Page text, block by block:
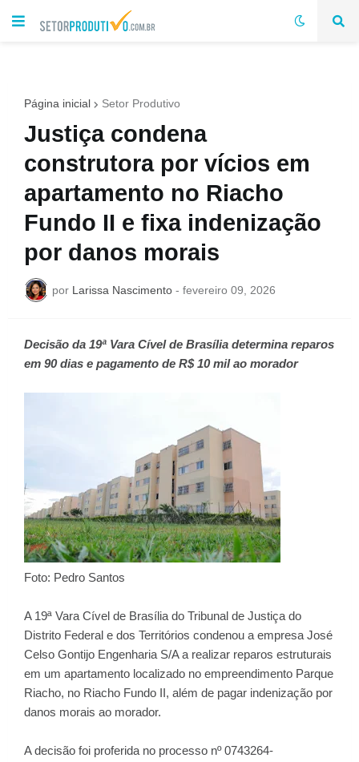
Página inicial Setor Produtivo
Justiça condena
construtora por vícios em
apartamento no Riacho
Fundo II e fixa indenização
por danos morais
por Larissa Nascimento - fevereiro 09, 2026
Decisão da 19ª Vara Cível de Brasília determina reparos
em 90 dias e pagamento de R$ 10 mil ao morador
Foto: Pedro Santos
A 19ª Vara Cível de Brasília do Tribunal de Justiça do
Distrito Federal e dos Territórios condenou a empresa José
Celso Gontijo Engenharia S/A a realizar reparos estruturais
em um apartamento localizado no empreendimento Parque
Riacho, no Riacho Fundo II, além de pagar indenização por
danos morais ao morador.
A decisão foi proferida no processo nº 0743264-